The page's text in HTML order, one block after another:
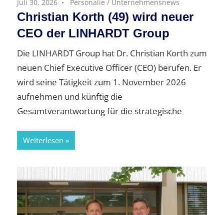
Juli 30, 2026 Personalie / Unternehmensnews
Christian Korth (49) wird neuer
CEO der LINHARDT Group
Die LINHARDT Group hat Dr. Christian Korth zum
neuen Chief Executive Officer (CEO) berufen. Er
wird seine Tätigkeit zum 1. November 2026
aufnehmen und künftig die
Gesamtverantwortung für die strategische
Weiterlesen